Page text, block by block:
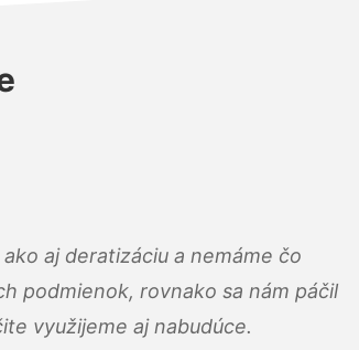
aj deratizáciu a nemáme čo
podmienok, rovnako sa nám páčil
využijeme aj nabudúce.